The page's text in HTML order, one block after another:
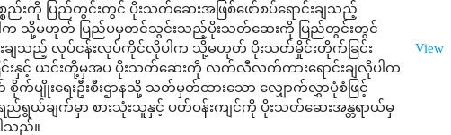
ည်းကို ပြည်တွင်းတွင် ပိုးသတ်ဆေးအဖြစ်ဖော်စပ်ရောင်းချသည့်
က သို့မဟုတ် ပြည်ပမှတင်သွင်းသည့်ပိုးသတ်ဆေးကို ပြည်တွင်းတွင်
းချသည့် လုပ်ငန်းလုပ်ကိုင်လိုပါက သို့မဟုတ် ပိုးသတ်မှိုင်းတိုက်ခြင်း
းနှင့် ယင်းတို့မှအပ ပိုးသတ်ဆေးကို လက်လီလက်ကားရောင်းချလိုပါက
က်ပျိုးရေးဦးစီးဌာနသို့ သတ်မှတ်ထားသော လျှောက်လွှာပုံစံဖြင့်
ည်ရွယ်ချက်မှာ စားသုံးသူနှင့် ပတ်ဝန်းကျင်ကို ပိုးသတ်ဆေးအန္တရာယ်မှ
သည်။
View